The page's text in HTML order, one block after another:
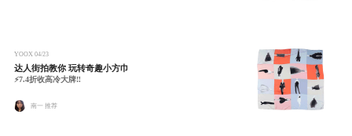
YOOX 04/23
达人街拍教你 玩转奇趣小方巾
⚡️7.4折收高冷大牌‼️
南一 推荐